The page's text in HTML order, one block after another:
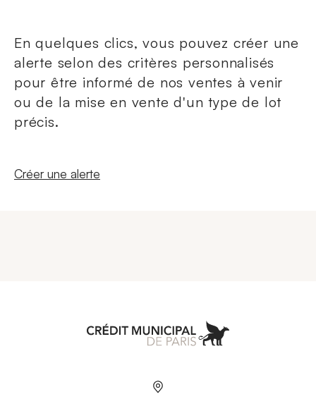
En quelques clics, vous pouvez créer une
alerte selon des critères personnalisés
pour être informé de nos ventes à venir
ou de la mise en vente d'un type de lot
précis.
Nouvelle fenêtre
Créer une alerte